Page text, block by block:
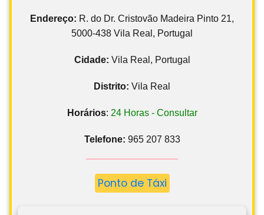
Endereço: R. do Dr. Cristovão Madeira Pinto 21,
5000-438 Vila Real, Portugal
Cidade: Vila Real, Portugal
Distrito: Vila Real
Horários: 24 Horas - Consultar
Telefone: 965 207 833
Ponto de Táxi